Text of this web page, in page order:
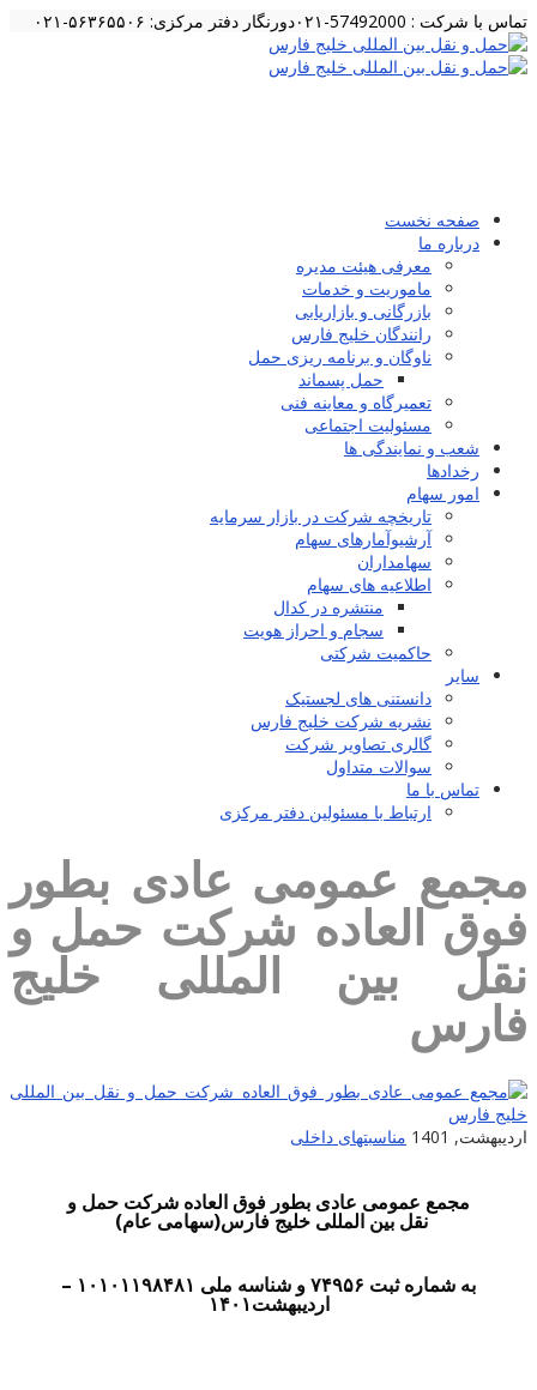
تماس با شرکت : 57492000-۰۲۱ دورنگار دفتر مرکزی: ۵۶۳۶۵۵۰۶-۰۲۱
صفحه نخست
درباره ما
معرفی هیئت مدیره
ماموریت و خدمات
بازرگانی و بازاریابی
رانندگان خلیج فارس
ناوگان و برنامه ریزی حمل
حمل پسماند
تعمیرگاه و معاینه فنی
مسئولیت اجتماعی
شعب و نمایندگی ها
رخدادها
امور سهام
تاریخچه شرکت در بازار سرمایه
آرشیوآمارهای سهام
سهامداران
اطلاعیه های سهام
منتشره در کدال
سجام و احراز هویت
حاکمیت شرکتی
سایر
دانستنی های لجستیک
نشریه شرکت خلیج فارس
گالری تصاویر شرکت
سوالات متداول
تماس با ما
ارتباط با مسئولین دفتر مرکزی
مجمع عمومی عادی بطور
فوق العاده شرکت حمل و
نقل بین المللی خلیج
فارس
اردیبهشت, 1401 مناسبتهای داخلی
مجمع عمومی عادی بطور فوق العاده شرکت حمل و
نقل بین المللی خلیج فارس(سهامی عام)
به شماره ثبت ۷۴۹۵۶ و شناسه ملی ۱۰۱۰۱۱۹۸۴۸۱ –
اردیبهشت۱۴۰۱